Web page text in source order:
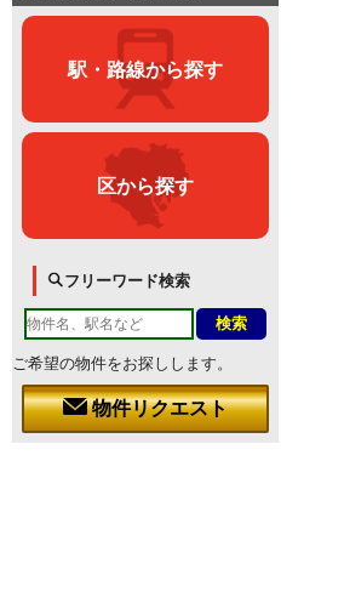
駅・路線から探す
区から探す
フリーワード検索
ご希望の物件をお探しします。
物件リクエスト